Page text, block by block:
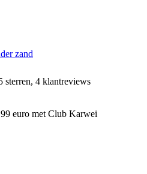
zand
sterren, 4 klantreviews
euro met Club Karwei